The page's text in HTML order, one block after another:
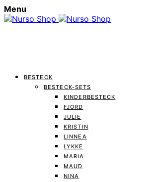
Menu
BESTECK
BESTECK-SETS
KINDERBESTECK
FJORD
JULIE
KRISTIN
LINNEA
LYKKE
MARIA
MAUD
NINA